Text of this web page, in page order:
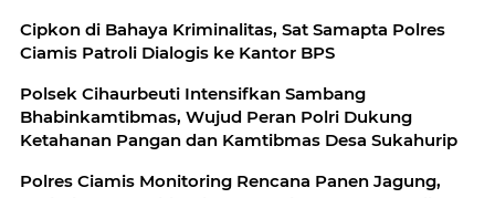
Cipkon di Bahaya Kriminalitas, Sat Samapta Polres
Ciamis Patroli Dialogis ke Kantor BPS
Polsek Cihaurbeuti Intensifkan Sambang
Bhabinkamtibmas, Wujud Peran Polri Dukung
Ketahanan Pangan dan Kamtibmas Desa Sukahurip
Polres Ciamis Monitoring Rencana Panen Jagung,